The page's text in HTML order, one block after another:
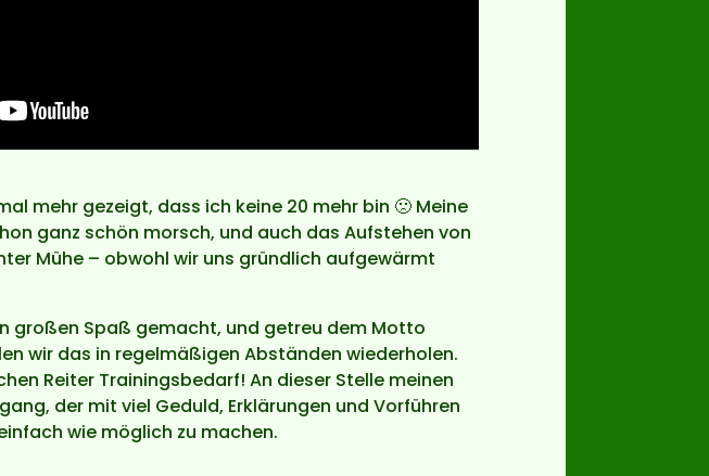
mehr gezeigt, dass ich keine 20 mehr bin 🙁 Meine
ganz schön morsch, und auch das Aufstehen von
Mühe – obwohl wir uns gründlich aufgewärmt
großen Spaß gemacht, und getreu dem Motto
wir das in regelmäßigen Abständen wiederholen.
Reiter Trainingsbedarf! An dieser Stelle meinen
der mit viel Geduld, Erklärungen und Vorführen
wie möglich zu machen.